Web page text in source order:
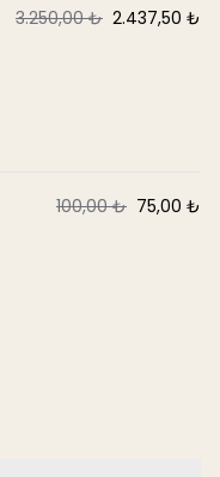
3.250,00 ₺ 2.437,50 ₺
100,00 ₺ 75,00 ₺